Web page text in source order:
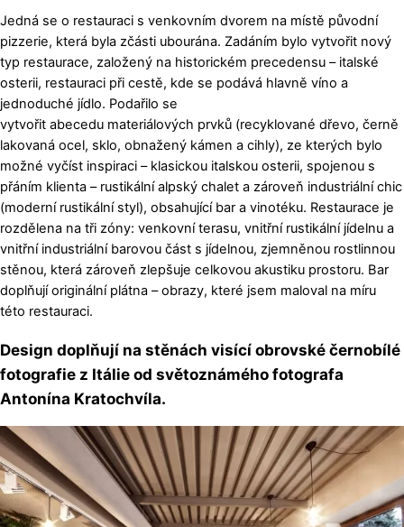
Jedná se o restauraci s venkovním dvorem na místě původní
pizzerie, která byla zčásti ubourána. Zadáním bylo vytvořit nový
typ restaurace, založený na historickém precedensu – italské
osterii, restauraci při cestě, kde se podává hlavně víno a
jednoduché jídlo. Podařilo se
vytvořit abecedu materiálových prvků (recyklované dřevo, černě
lakovaná ocel, sklo, obnažený kámen a cihly), ze kterých bylo
možné vyčíst inspiraci – klasickou italskou osterii, spojenou s
přáním klienta – rustikální alpský chalet a zároveň industriální chic
(moderní rustikální styl), obsahující bar a vinotéku. Restaurace je
rozdělena na tři zóny: venkovní terasu, vnitřní rustikální jídelnu a
vnitřní industriální barovou část s jídelnou, zjemněnou rostlinnou
stěnou, která zároveň zlepšuje celkovou akustiku prostoru. Bar
doplňují originální plátna – obrazy, které jsem maloval na míru
této restauraci.
Design doplňují na stěnách visící obrovské černobílé
fotografie z Itálie od světoznámého fotografa
Antonína Kratochvíla.